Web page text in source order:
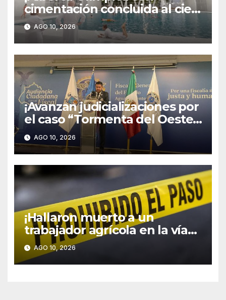
cimentación concluida al cien
por ciento, una obra que
abonará a fortalecer el tejido
social y el desarrollo
deportivo!
AGO 10, 2026
¡Avanzan judicializaciones por
el caso “Tormenta del Oeste”
en la colonia Las Flores; hay
tres personas detenidas!
AGO 10, 2026
¡Hallaron muerto a un
trabajador agrícola en la vía
pública en San José de
Lourdes!
AGO 10, 2026